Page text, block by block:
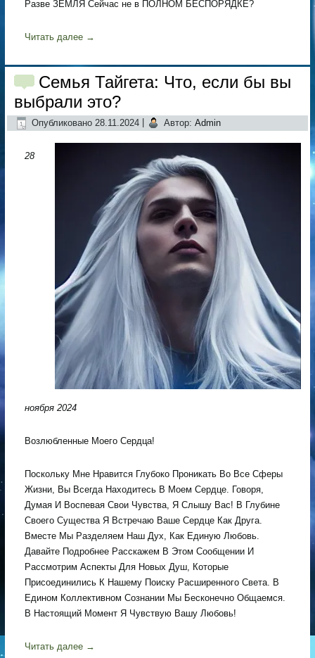
Разве ЗЕМЛЯ Сейчас не в ПОЛНОМ БЕСПОРЯДКЕ?
Читать далее →
Семья Тайгета: Что, если бы вы
выбрали это?
Опубликовано 28.11.2024 Автор: Admin
28
ноября 2024
Возлюбленные Моего Сердца!
Поскольку Мне Нравится Глубоко Проникать Во Все Сферы
Жизни, Вы Всегда Находитесь В Моем Сердце. Говоря,
Думая И Воспевая Свои Чувства, Я Слышу Вас! В Глубине
Своего Существа Я Встречаю Ваше Сердце Как Друга.
Вместе Мы Разделяем Наш Дух, Как Единую Любовь.
Давайте Подробнее Расскажем В Этом Сообщении И
Рассмотрим Аспекты Для Новых Душ, Которые
Присоединились К Нашему Поиску Расширенного Света. В
Едином Коллективном Сознании Мы Бесконечно Общаемся.
В Настоящий Момент Я Чувствую Вашу Любовь!
Читать далее →